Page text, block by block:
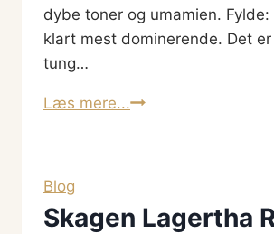
dybe toner og umamien. Fylde:
klart mest dominerende. Det
tung…
Læs mere...Tuxen
Blog
Skagen Lagertha